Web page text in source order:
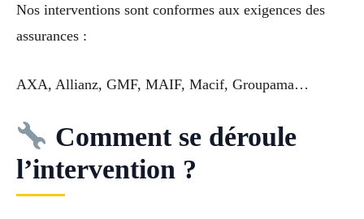
Nos interventions sont conformes aux exigences des
assurances :
AXA, Allianz, GMF, MAIF, Macif, Groupama…
Comment se déroule
l’intervention ?